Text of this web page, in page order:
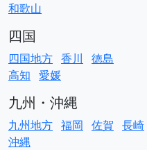
和歌山
四国
四国地方 香川
徳島
高知 愛媛
九州・沖縄
九州地方 福岡 佐賀 長崎
沖縄